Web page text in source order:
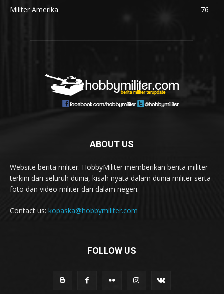
Militer Amerika
76
ABOUT US
Website berita militer. HobbyMiliter memberikan berita militer
terkini dari seluruh dunia, kisah nyata dalam dunia militer serta
foto dan video militer dari dalam negeri.
Contact us: kopaska@hobbymiliter.com
FOLLOW US